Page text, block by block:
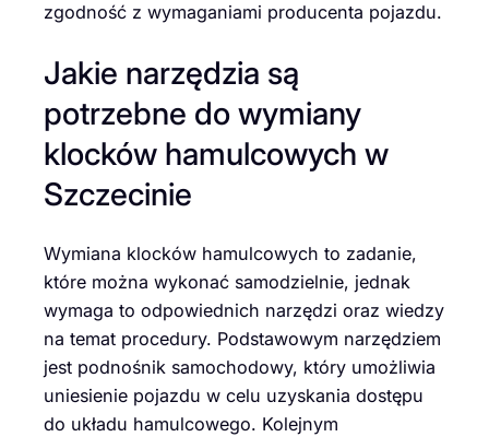
zgodność z wymaganiami producenta pojazdu.
Jakie narzędzia są
potrzebne do wymiany
klocków hamulcowych w
Szczecinie
Wymiana klocków hamulcowych to zadanie,
które można wykonać samodzielnie, jednak
wymaga to odpowiednich narzędzi oraz wiedzy
na temat procedury. Podstawowym narzędziem
jest podnośnik samochodowy, który umożliwia
uniesienie pojazdu w celu uzyskania dostępu
do układu hamulcowego. Kolejnym